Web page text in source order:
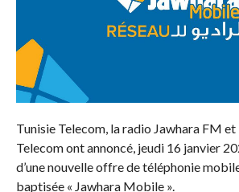
Tunisie Telecom, la radio Jawhara FM
Telecom ont annoncé, jeudi 16 janvier
d’une nouvelle offre de téléphonie
baptisée « Jawhara Mobile ».